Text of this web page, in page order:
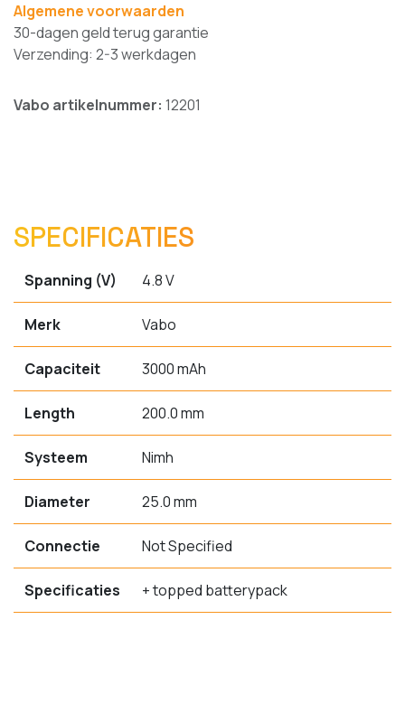
Algemene voorwaarden
30-dagen geld terug garantie
Verzending: 2-3 werkdagen
Vabo artikelnummer: 12201
SPECIFICATIES
Spanning (V) 4.8 V
Merk Vabo
Capaciteit 3000 mAh
Length 200.0 mm
Systeem Nimh
Diameter 25.0 mm
Connectie Not Specified
Specificaties + topped batterypack